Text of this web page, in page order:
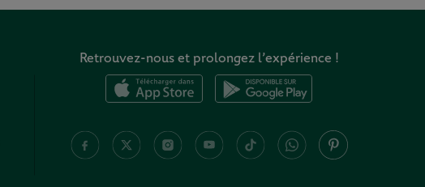
Retrouvez-nous et prolongez l’expérience !